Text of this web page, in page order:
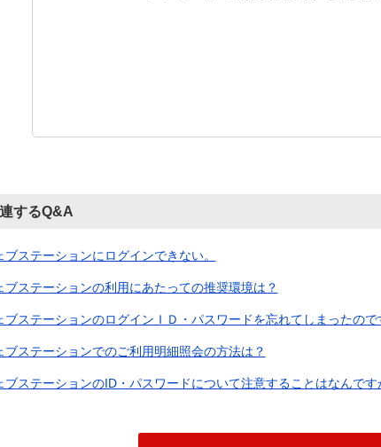
するQ&A
ブステーションにログインできない。
ブステーションの利用にあたっての推奨環境は？
ブステーションのログインＩＤ・パスワードを忘れてしまったので
ブステーションでのご利用明細照会の方法は？
ブステーションのID・パスワードについて注意することはなんです